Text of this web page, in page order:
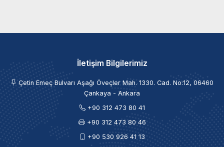
İletişim Bilgilerimiz
Çetin Emeç Bulvarı Aşağı Öveçler Mah. 1330. Cad. No:12, 06460
Çankaya - Ankara
+90 312 473 80 41
+90 312 473 80 46
+90 530 926 41 13